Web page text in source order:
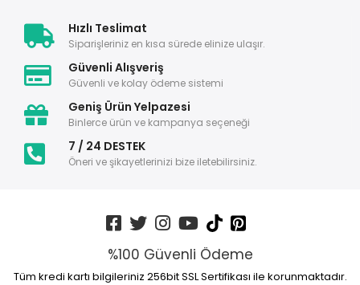
Hızlı Teslimat
Siparişleriniz en kısa sürede elinize ulaşır.
Güvenli Alışveriş
Güvenli ve kolay ödeme sistemi
Geniş Ürün Yelpazesi
Binlerce ürün ve kampanya seçeneği
7 / 24 DESTEK
Öneri ve şikayetlerinizi bize iletebilirsiniz.
%100 Güvenli Ödeme
Tüm kredi kartı bilgileriniz 256bit SSL Sertifikası ile korunmaktadır.